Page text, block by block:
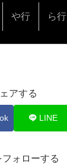
や行 ら行
アする
LINE
フォローする